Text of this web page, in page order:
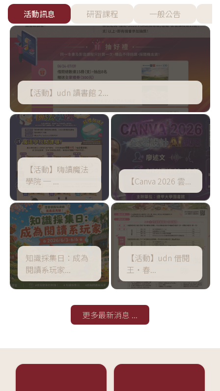
活動訊息 研習課程 一般公告
【活動】udn 讀書館 2...
【活動】嗨讀魔法
學院 ─ ... 【Canva 2026 雲...
知識採集日：成為
閱讀系玩家...
【活動】udn 借閱
王‧春...
更多最新消息 ...